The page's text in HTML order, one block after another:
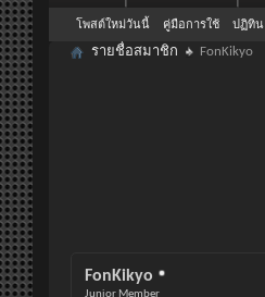
โพสต์ใหม่วันนี้ คู่มือการใช้ ปฏิทิน
รายชื่อสมาชิก FonKikyo
FonKikyo
Junior Member